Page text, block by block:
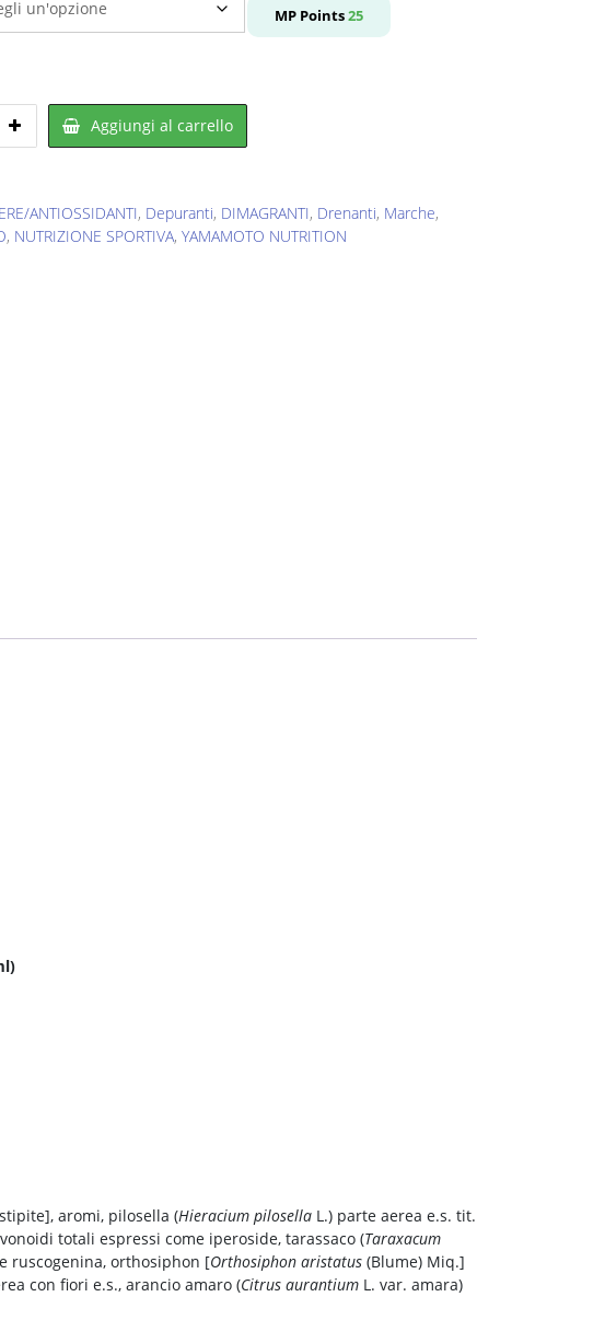
attuale
MP Points25
Aggiungi al carrello
ANTIOSSIDANTI, Depuranti, DIMAGRANTI, Drenanti, Marche,
, NUTRIZIONE SPORTIVA,YAMAMOTO NUTRITION
aromi, pilosella (Hieracium pilosella L.) parte aerea e.s. tit.
totali espressi come iperoside, tarassaco (Taraxacum
ruscogenina, orthosiphon [Orthosiphon aristatus (Blume) Miq.]
con fiori e.s., arancio amaro (Citrus aurantium L. var. amara)